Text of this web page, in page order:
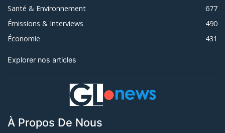
Santé & Environnement
677
Émissions & Interviews
490
Économie
431
Explorer nos articles
À Propos De Nous